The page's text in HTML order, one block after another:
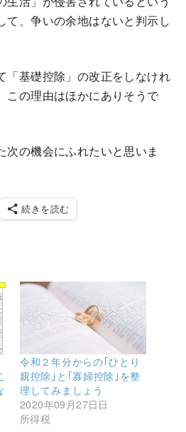
て、争いの余地はないと判示し
基礎控除」の改正をしなけれ
この理由はほかにありそうで
の機会にふれたいと思いま
続きを読む
令和２年分からの｢ひとり
親控除｣と｢寡婦控除｣を整
理してみましょう
2020年09月27日日
所得税